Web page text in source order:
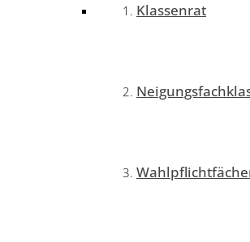
Klassenrat